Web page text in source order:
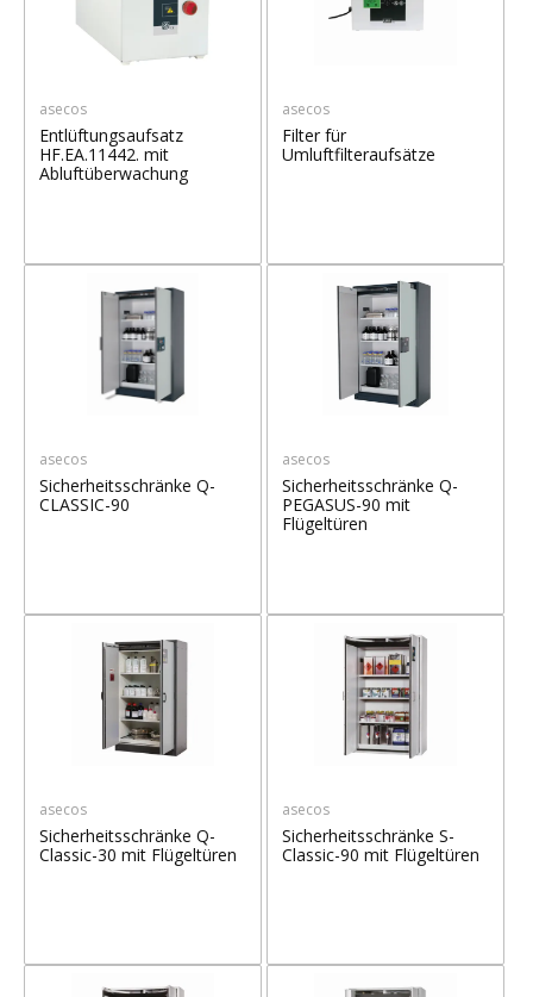
asecos
Entlüftungsaufsatz
HF.EA.11442. mit
Abluftüberwachung
asecos
Filter für
Umluftfilteraufsätze
asecos
Sicherheitsschränke Q-
CLASSIC-90
asecos
Sicherheitsschränke Q-
PEGASUS-90 mit
Flügeltüren
asecos
Sicherheitsschränke Q-
Classic-30 mit Flügeltüren
asecos
Sicherheitsschränke S-
Classic-90 mit Flügeltüren